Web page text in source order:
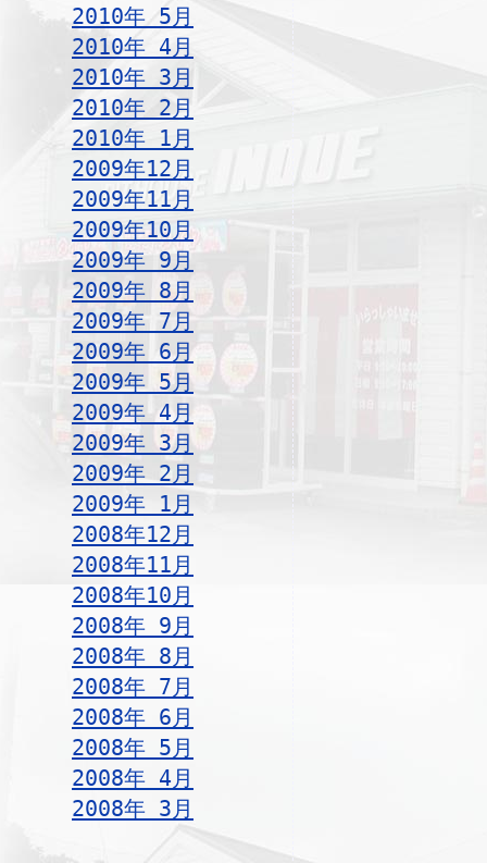
2010年 5月
2010年 4月
2010年 3月
2010年 2月
2010年 1月
2009年12月
2009年11月
2009年10月
2009年 9月
2009年 8月
2009年 7月
2009年 6月
2009年 5月
2009年 4月
2009年 3月
2009年 2月
2009年 1月
2008年12月
2008年11月
2008年10月
2008年 9月
2008年 8月
2008年 7月
2008年 6月
2008年 5月
2008年 4月
2008年 3月